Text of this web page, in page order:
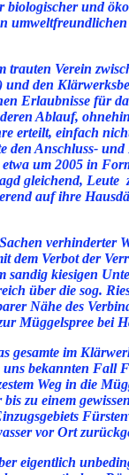
biologischer und
trauten Verein
und den
Erlaubnisse für
Ablauf,
erteilt, einfach
den Anschluss-
etwa um 2005 in
gleichend, Leute
auf ihre
verhinderter
dem Verbot der
sandig kiesigen
über die sog.
Nähe des
Müggelspree bei
gesamte im
uns bekannten Fall
Weg in die
zu einem
vor Ort
eigentlich